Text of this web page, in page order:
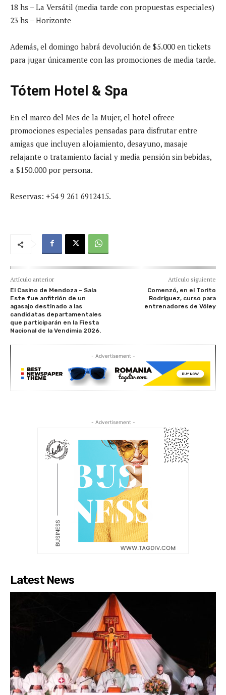
18 hs – La Versátil (media tarde con propuestas especiales)
23 hs – Horizonte
Además, el domingo habrá devolución de $5.000 en tickets
para jugar únicamente con las promociones de media tarde.
Tótem Hotel & Spa
En el marco del Mes de la Mujer, el hotel ofrece
promociones especiales pensadas para disfrutar entre
amigas que incluyen alojamiento, desayuno, masaje
relajante o tratamiento facial y media pensión sin bebidas,
a $150.000 por persona.
Reservas: +54 9 261 6912415.
Artículo anterior
El Casino de Mendoza – Sala
Este fue anfitrión de un
agasajo destinado a las
candidatas departamentales
que participarán en la Fiesta
Nacional de la Vendimia 2026.
Artículo siguiente
Comenzó, en el Torito
Rodríguez, curso para
entrenadores de Vóley
- Advertisement -
- Advertisement -
Latest News